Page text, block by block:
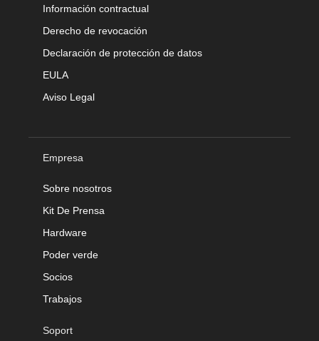
Información contractual
Derecho de revocación
Declaración de protección de datos
EULA
Aviso Legal
Empresa
Sobre nosotros
Kit De Prensa
Hardware
Poder verde
Socios
Trabajos
Soport